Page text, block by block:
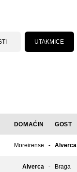
UTAKMICE
DOMAĆIN GOST
Moreirense - Alverca
Alverca - Braga